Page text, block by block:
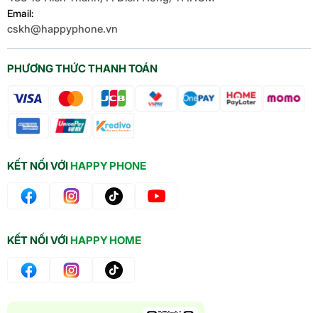
nhanh 20W qua cổng USB-C (50% trong 30 phút).
Hỗ trợ sạc không dây MagSafe 15W và Qi 7.5W, cực
5.3 và định vị GPS chính xác. SIM kép (Nano +
eSIM) hoặc hai eSIM giúp bạn quản lý công việc và
cá nhân dễ dàng. Loa kép stereo và micro chống ồn
cho âm thanh sống động. Tính năng này mang lại
kết nối đa năng, giữ bạn luôn kết nối.
PHƯƠNG THỨC THANH TOÁN
KẾT NỐI VỚIHAPPY PHONE
Email:
cskh@happyphone.vn
KẾT NỐI VỚIHAPPY HOME